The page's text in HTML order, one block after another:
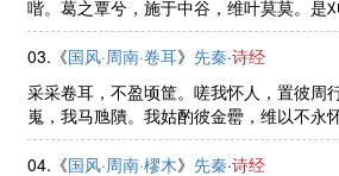
喈。葛之覃兮，施于中谷，维叶莫莫。是
无斁。言告师氏，言告言归。薄污我私，
宁父母。
03.《国风·周南·卷耳》先秦·诗经
采采卷耳，不盈顷筐。嗟我怀人，置彼周
嵬，我马虺隤。我姑酌彼金罍，维以不永
黄。我姑酌彼兕觥，维以不永伤。陟彼砠
矣，云何吁矣。
04.《国风·周南·樛木》先秦·诗经